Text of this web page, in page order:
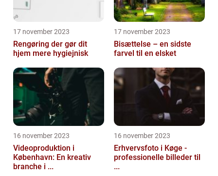
17 november 2023
Rengøring der gør dit
hjem mere hygiejnisk
17 november 2023
Bisættelse – en sidste
farvel til en elsket
16 november 2023
Videoproduktion i
København: En kreativ
branche i ...
16 november 2023
Erhvervsfoto i Køge -
professionelle billeder til
...